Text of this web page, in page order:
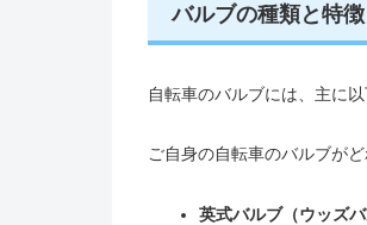
バルブの種類と特徴
自転車のバルブには、主に
ご自身の自転車のバルブが
英式バルブ（ウッズバ